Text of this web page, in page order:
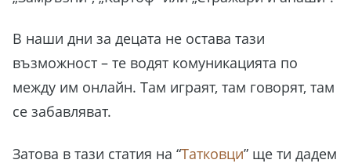
В наши дни за децата не остава тази
възможност – те водят комуникацията по
между им онлайн. Там играят, там говорят, там
се забавляват.
Затова в тази статия на “Татковци” ще ти дадем